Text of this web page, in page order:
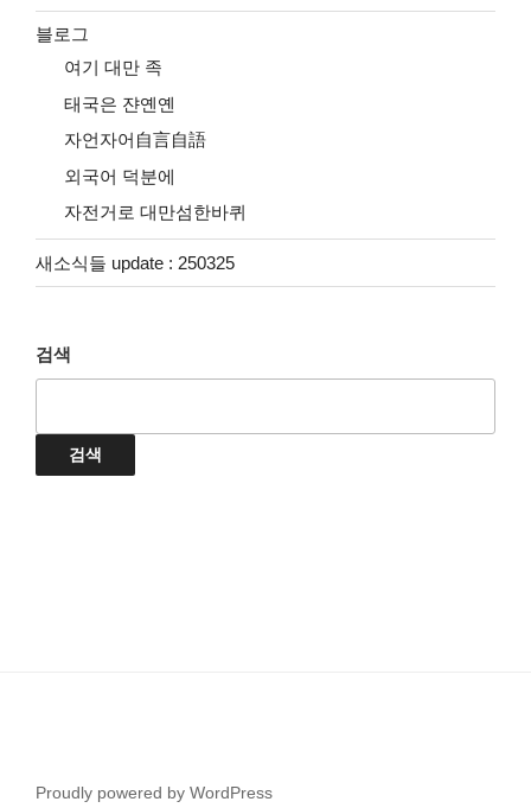
블로그
여기 대만 족
태국은 쟌옌옌
자언자어自言自語
외국어 덕분에
자전거로 대만섬한바퀴
새소식들 update : 250325
검색
검색
Proudly powered by WordPress